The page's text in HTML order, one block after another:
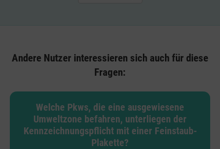
Andere Nutzer interessieren sich auch für diese
Fragen:
Welche Pkws, die eine ausgewiesene
Umweltzone befahren, unterliegen der
Kennzeichnungspflicht mit einer Feinstaub-
Plakette?